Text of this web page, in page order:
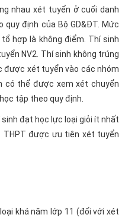
nhau xét tuyển ở cuối danh
định của Bộ GD&ĐT. Mức
hợp là không điểm. Thí sinh
NV2. Thí sinh không trúng
được xét tuyển vào các nhóm
có thể được xem xét chuyển
tập theo quy định.
đạt học lực loại giỏi ít nhất
được ưu tiên xét tuyển
khá năm lớp 11 (đối với xét